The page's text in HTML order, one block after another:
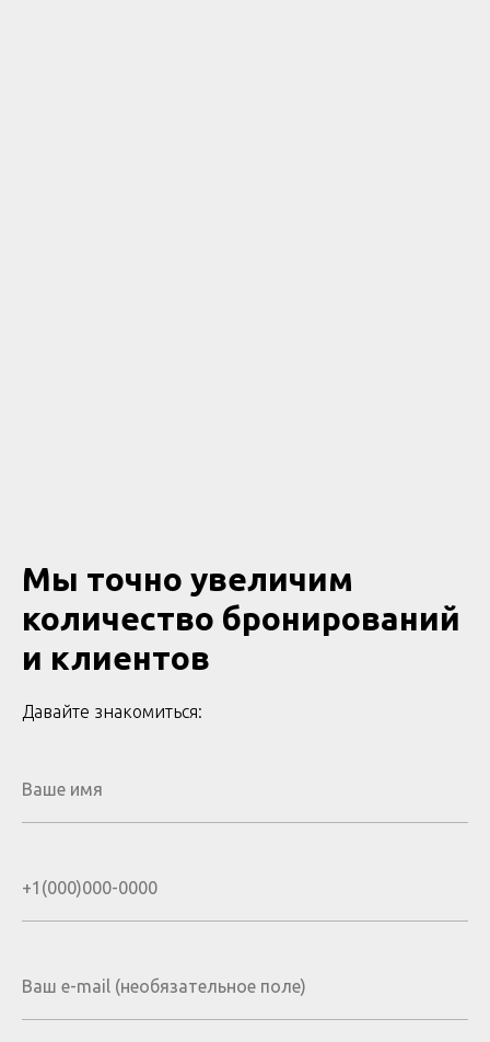
Мы точно увеличим
количество бронирований
и клиентов
Давайте знакомиться: